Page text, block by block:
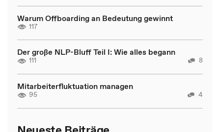
Warum Offboarding an Bedeutung gewinnt
117
Der große NLP-Bluff Teil I: Wie alles begann
111 8
Mitarbeiterfluktuation managen
95 4